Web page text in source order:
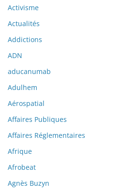
Activisme
Actualités
Addictions
ADN
aducanumab
Adulhem
Aérospatial
Affaires Publiques
Affaires Réglementaires
Afrique
Afrobeat
Agnès Buzyn